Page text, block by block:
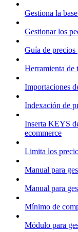
Gestiona la
Gestionar los
Guía de precios
Herramienta de
Importaciones
Indexación de
Inserta KEYS
ecommerce
Limita los
Manual para
Manual para
Mínimo de
Módulo para